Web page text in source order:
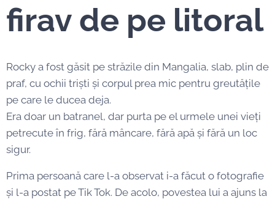
firav de pe litoral
Rocky a fost găsit pe străzile din Mangalia, slab, plin de
praf, cu ochii triști și corpul prea mic pentru greutățile
pe care le ducea deja.
Era doar un batranel, dar purta pe el urmele unei vieți
petrecute în frig, fără mâncare, fără apă și fără un loc
sigur.
Prima persoană care l-a observat i-a făcut o fotografie
și l-a postat pe Tik Tok. De acolo, povestea lui a ajuns la